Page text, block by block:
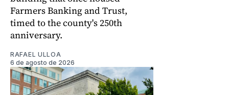
Farmers Banking and Trust,
timed to the county's 250th
anniversary.
RAFAEL ULLOA
6 de agosto de 2026